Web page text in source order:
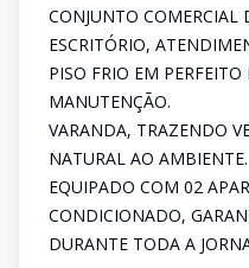
CONJUNTO COMERCIAL
ESCRITÓRIO,
PISO FRIO EM
MANUTENÇÃO.
VARANDA, TRAZENDO
NATURAL AO AMBIENTE.
EQUIPADO COM 02
CONDICIONADO,
DURANTE TODA A